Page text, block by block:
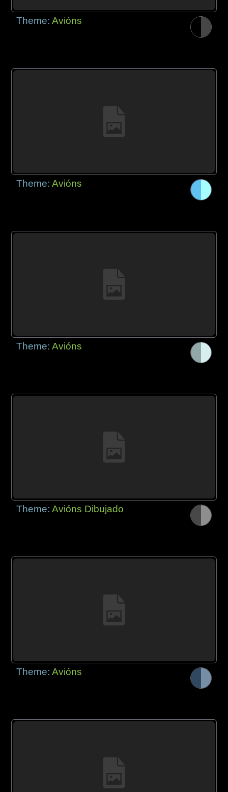
Theme:Avións
Theme:Avións
Theme:Avións
Theme:Avións Dibujado
Theme:Avións